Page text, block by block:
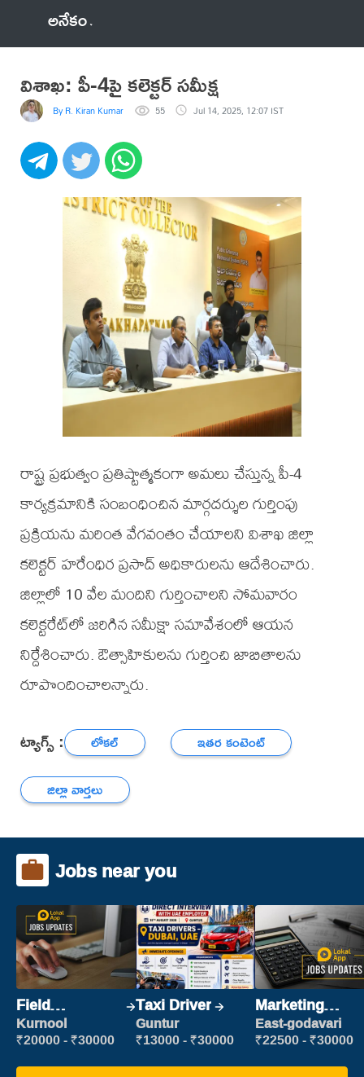
అనేకం
విశాఖ: పీ-4పై కలెక్టర్‌ సమీక్ష
By R. Kiran Kumar 55 Jul 14, 2025, 12:07 IST
రాష్ట్ర ప్రభుత్వం ప్రతిష్టాత్మకంగా అమలు చేస్తున్న పీ-4
కార్యక్రమానికి సంబంధించిన మార్గదర్శుల గుర్తింపు
ప్రక్రియను మరింత వేగవంతం చేయాలని విశాఖ జిల్లా
కలెక్టర్ హరేంధిర ప్రసాద్ అధికారులను ఆదేశించారు.
జిల్లాలో 10 వేల మందిని గుర్తించాలని సోమవారం
కలెక్టరేట్‌లో జరిగిన సమీక్షా సమావేశంలో ఆయన
నిర్దేశించారు. ఔత్సాహికులను గుర్తించి జాబితాలను
రూపొందించాలన్నారు.
ట్యాగ్స్ : లోకల్
ఇతర కంటెంట్
జిల్లా వార్తలు
Jobs near you
Field
Marketing
Executive
Kurnool
₹20000 - ₹30000
Taxi Driver
Guntur
₹13000 - ₹30000
Marketing
Executive
East-godavari
₹22500 - ₹30000